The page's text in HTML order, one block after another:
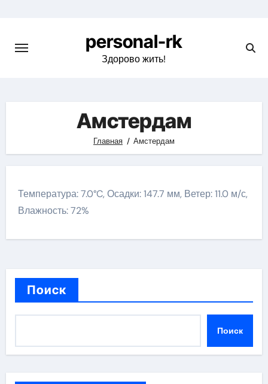
содержимому
personal-rk
Здорово жить!
Амстердам
Главная Амстердам
Температура: 7.0°C, Осадки: 147.7 мм, Ветер: 11.0 м/с,
Влажность: 72%
Поиск
Поиск